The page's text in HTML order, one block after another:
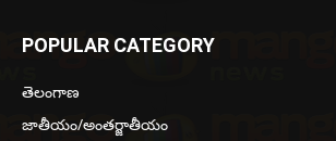
POPULAR CATEGORY
తెలంగాణ
జాతీయం/అంతర్జాతీయం